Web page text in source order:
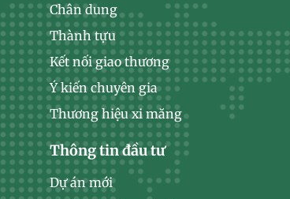
Chân dung
Thành tựu
Kết nối giao thương
Ý kiến chuyên gia
Thương hiệu xi măng
Thông tin đầu tư
Dự án mới